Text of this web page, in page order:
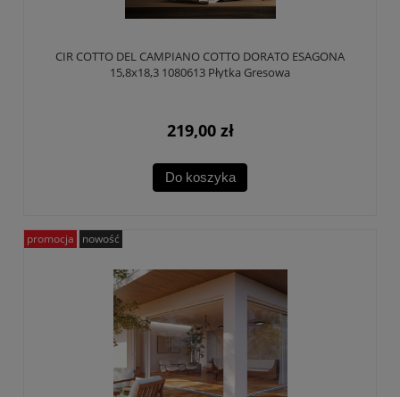
CIR COTTO DEL CAMPIANO COTTO DORATO ESAGONA
15,8x18,3 1080613 Płytka Gresowa
219,00 zł
Do koszyka
promocja nowość